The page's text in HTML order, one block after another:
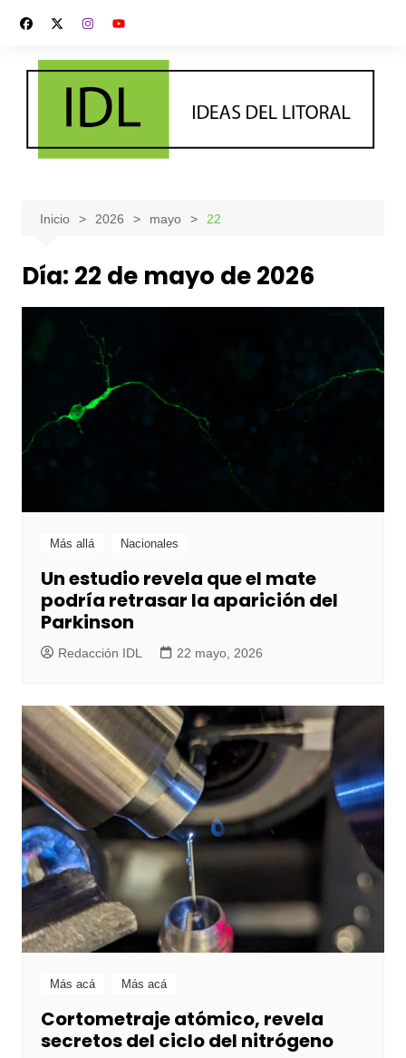
contenido
Inicio 2026 mayo 22
Día: 22 de mayo de 2026
Más allá Nacionales
Un estudio revela que el mate
podría retrasar la aparición del
Parkinson
Redacción IDL 22 mayo, 2026
Más acá Más acá
Cortometraje atómico, revela
secretos del ciclo del nitrógeno